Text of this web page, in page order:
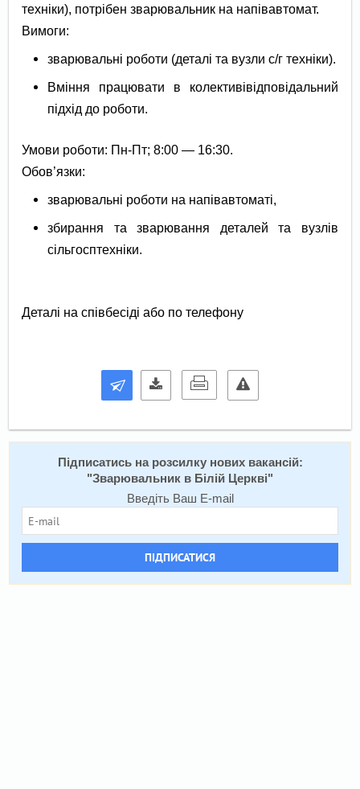
техніки), потрібен зварювальник на напівавтомат.
Вимоги:
зварювальні роботи (деталі та вузли с/г техніки).
Вміння працювати в колективівідповідальний
підхід до роботи.
Умови роботи: Пн-Пт; 8:00 — 16:30.
Обов’язки:
зварювальні роботи на напівавтоматі,
збирання та зварювання деталей та вузлів
сільгосптехніки.
Деталі на співбесіді або по телефону
Підписатись на розсилку нових вакансій:
"Зварювальник в Білій Церкві"
Введіть Ваш E-mail
ПІДПИСАТИСЯ